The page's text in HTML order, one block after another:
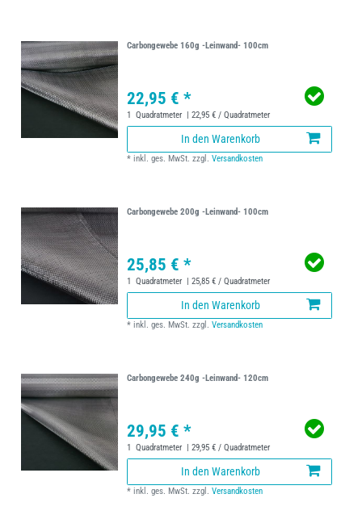
Carbongewebe 160g -Leinwand- 100cm
22,95 € *
1 Quadratmeter | 22,95 € / Quadratmeter
In den Warenkorb
*inkl. ges. MwSt. zzgl.Versandkosten
Carbongewebe 200g -Leinwand- 100cm
25,85 € *
1 Quadratmeter | 25,85 € / Quadratmeter
In den Warenkorb
*inkl. ges. MwSt. zzgl.Versandkosten
Carbongewebe 240g -Leinwand- 120cm
29,95 € *
1 Quadratmeter | 29,95 € / Quadratmeter
In den Warenkorb
*inkl. ges. MwSt. zzgl.Versandkosten